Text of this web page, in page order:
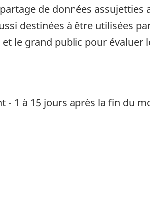
de données assujetties
destinées à être utilisées
le grand public pour évaluer
- 1 à 15 jours après la fin du